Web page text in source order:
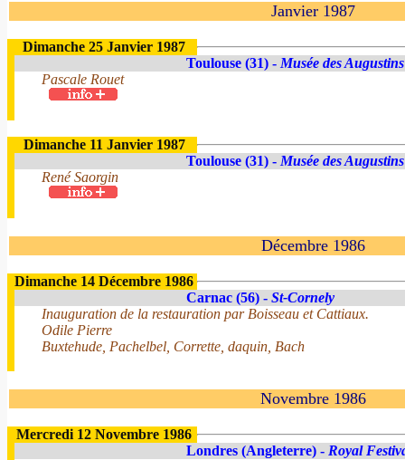
Janvier 1987
Dimanche 25 Janvier 1987
Toulouse (31) - Musée des Augustins
Pascale Rouet
Dimanche 11 Janvier 1987
Toulouse (31) - Musée des Augustins
René Saorgin
Décembre 1986
Dimanche 14 Décembre 1986
Carnac (56) - St-Cornely
Inauguration de la restauration par Boisseau et Cattiaux.
Odile Pierre
Buxtehude, Pachelbel, Corrette, daquin, Bach
Novembre 1986
Mercredi 12 Novembre 1986
Londres (Angleterre) - Royal